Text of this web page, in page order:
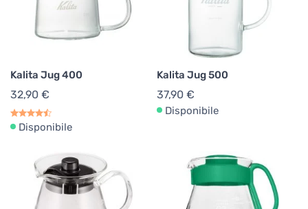
Kalita Jug 400
32,90 €
Disponibile
Kalita Jug 500
37,90 €
Disponibile